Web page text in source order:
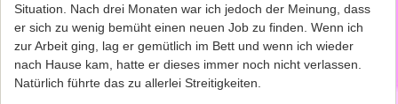
Situation. Nach drei Monaten war ich jedoch der Meinung, dass
er sich zu wenig bemüht einen neuen Job zu finden. Wenn ich
zur Arbeit ging, lag er gemütlich im Bett und wenn ich wieder
nach Hause kam, hatte er dieses immer noch nicht verlassen.
Natürlich führte das zu allerlei Streitigkeiten.